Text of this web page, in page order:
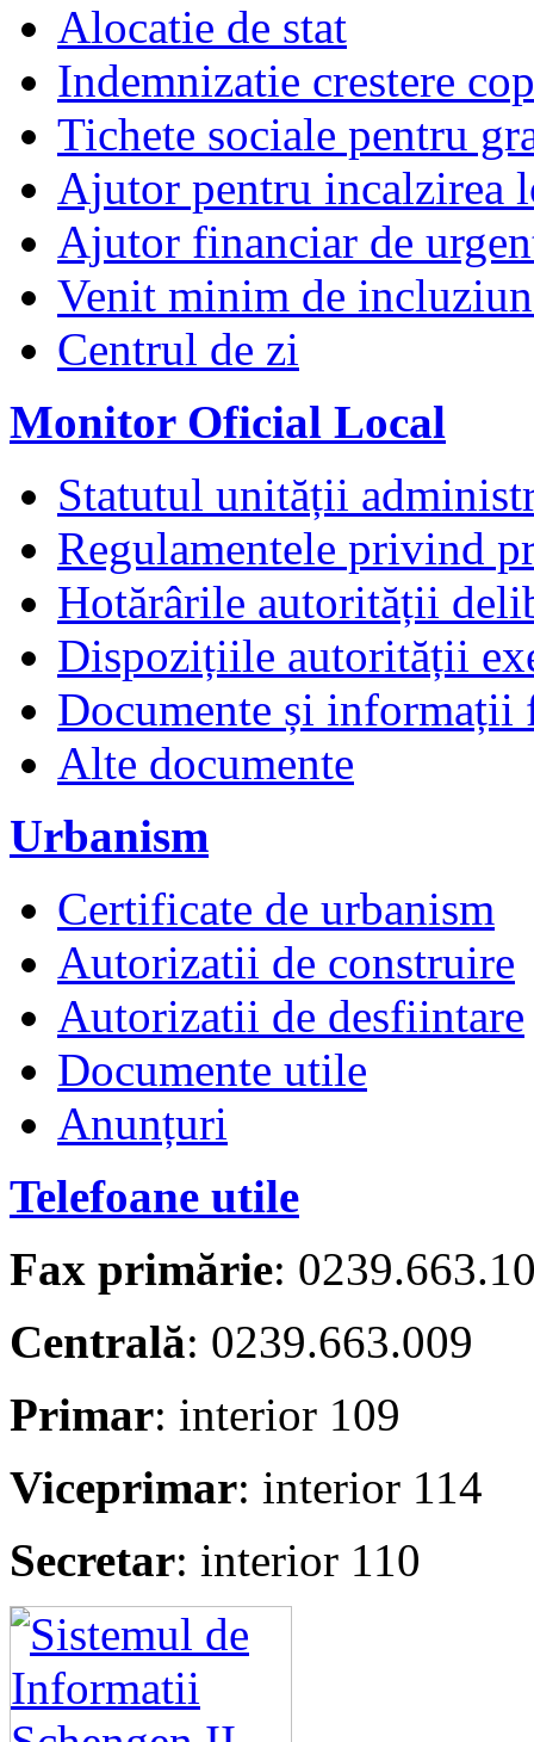
Alocatie de stat
Indemnizatie crestere
Tichete sociale pentru
Ajutor pentru incalzirea
Ajutor financiar de
Venit minim de
Centrul de zi
Monitor Oficial Local
Statutul unității
Regulamentele privind
Hotărârile autorității
Dispozițiile autorității
Documente și informații
Alte documente
Urbanism
Certificate de urbanism
Autorizatii de construire
Autorizatii de desfiintare
Documente utile
Anunțuri
Telefoane utile
Fax primărie:
Centrală: 0239.663.009
Primar: interior 109
Viceprimar: interior 114
Secretar: interior 110